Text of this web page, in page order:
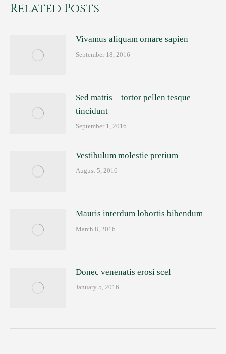
Related Posts
Vivamus aliquam ornare sapien
September 18, 2016
Sed mattis – tortor pellen tesque
tincidunt
September 1, 2016
Vestibulum molestie pretium
August 5, 2016
Mauris interdum lobortis bibendum
March 8, 2016
Donec venenatis erosi scel
January 5, 2016